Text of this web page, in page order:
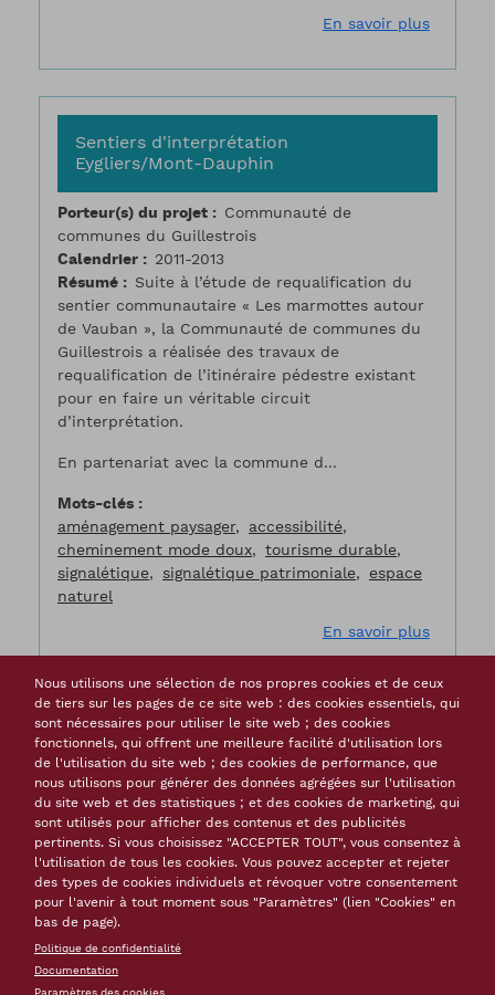
En savoir plussur
Sentiers d'interprétation
Eygliers/Mont-Dauphin
Porteur(s) du projet
Communauté de
communes du Guillestrois
Calendrier
2011-2013
Résumé
Suite à l’étude de requalification du
sentier communautaire « Les marmottes autour
de Vauban », la Communauté de communes du
Guillestrois a réalisée des travaux de
requalification de l’itinéraire pédestre existant
pour en faire un véritable circuit
d’interprétation.
En partenariat avec la commune d...
Mots-clés
aménagement paysager
accessibilité
cheminement mode doux
tourisme durable
signalétique
signalétique patrimoniale
espace
naturel
En savoir plussur
Visite virtuelle du Verrou de l’Estuaire
Porteur(s) du projet
Communauté de
Communes du canton de Blaye
Calendrier
2010-2011
Résumé
Ce projet de visite virtuelle du Verrou
de l’Estuaire a pour but de faire la promotion
d’un site inscrit sur la Liste du patrimoine
mondial, avec 11 autres fortifications de Vauban.
Cette visite reste virtuelle mais elle doit être
Nous utilisons une sélection de nos propres cookies et de ceux
de tiers sur les pages de ce site web : des cookies essentiels, qui
sont nécessaires pour utiliser le site web ; des cookies
fonctionnels, qui offrent une meilleure facilité d'utilisation lors
de l'utilisation du site web ; des cookies de performance, que
nous utilisons pour générer des données agrégées sur l'utilisation
du site web et des statistiques ; et des cookies de marketing, qui
sont utilisés pour afficher des contenus et des publicités
pertinents. Si vous choisissez "ACCEPTER TOUT", vous consentez à
l'utilisation de tous les cookies. Vous pouvez accepter et rejeter
des types de cookies individuels et révoquer votre consentement
pour l'avenir à tout moment sous "Paramètres" (lien "Cookies" en
bas de page).
Politique de confidentialité
Documentation
Paramètres des cookies